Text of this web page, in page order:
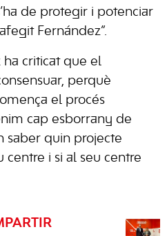
de protegir i potenciar
Fernández”.
ha criticat que el
perquè
el procés
cap esborrany de
saber quin projecte
centre i si al seu centre